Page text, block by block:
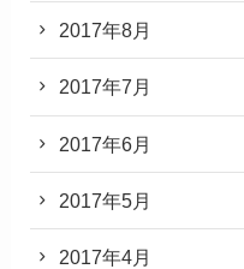
2017年8月
2017年7月
2017年6月
2017年5月
2017年4月